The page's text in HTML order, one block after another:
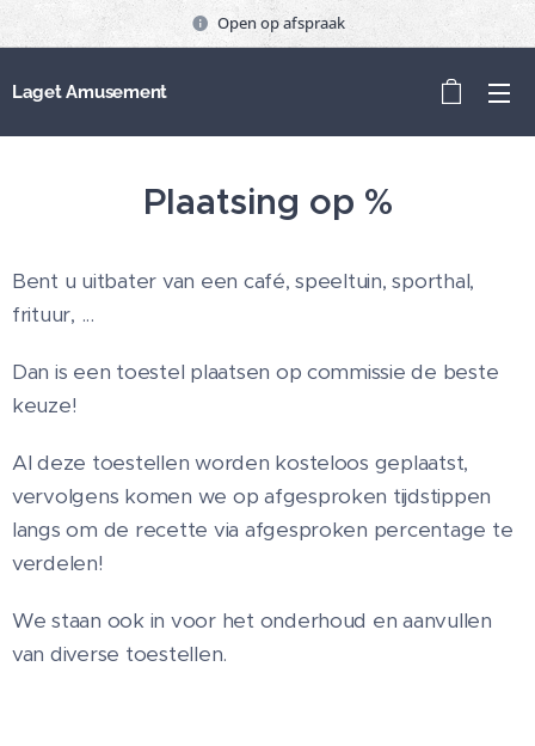
Open op afspraak
Laget Amusement
Plaatsing op %
Bent u uitbater van een café, speeltuin, sporthal,
frituur, ...
Dan is een toestel plaatsen op commissie de beste
keuze!
Al deze toestellen worden kosteloos geplaatst,
vervolgens komen we op afgesproken tijdstippen
langs om de recette via afgesproken percentage te
verdelen!
We staan ook in voor het onderhoud en aanvullen
van diverse toestellen.